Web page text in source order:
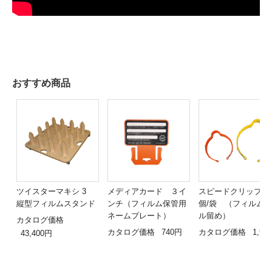
おすすめ商品
ツイスターマキシ 3
縦型フィルムスタンド
カタログ価格
43,400円
メディアカード ３イ
ンチ（フィルム保管用
ネームプレート）
カタログ価格
740円
スピードクリップ
個/袋 （フィルム
ル留め）
カタログ価格